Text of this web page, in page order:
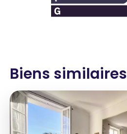
Biens similaires